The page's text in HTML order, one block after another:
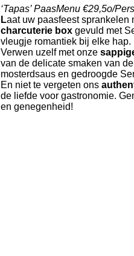
‘Tapas’ PaasMenu €29,5o/Pers
Laat uw paasfeest sprankelen
charcuterie box gevuld met
vleugje romantiek bij elke hap.
Verwen uzelf met onze
van de delicate smaken van de
mosterdsaus en gedroogde
En niet te vergeten ons
de liefde voor gastronomie.
en genegenheid!